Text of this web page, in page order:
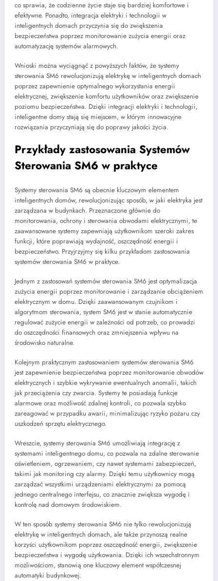
co sprawia, że codzienne życie staje się bardziej komfortowe i
efektywne. Ponadto, integracja elektryki i technologii w
inteligentnych domach przyczynia się do zwiększenia
bezpieczeństwa poprzez monitorowanie zużycia energii oraz
automatyzację systemów alarmowych.
Wnioski można wyciągnąć z powyższych faktów, że systemy
sterowania SM6 rewolucjonizują elektrykę w inteligentnych domach
poprzez zapewnienie optymalnego wykorzystania energii
elektrycznej, zwiększenie komfortu użytkowników oraz zwiększenie
poziomu bezpieczeństwa. Dzięki integracji elektryki i technologii,
inteligentne domy stają się miejscem, w którym innowacyjne
rozwiązania przyczyniają się do poprawy jakości życia.
Przykłady zastosowania Systemów
Sterowania SM6 w praktyce
Systemy sterowania SM6 są obecnie kluczowym elementem
inteligentnych domów, rewolucjonizując sposób, w jaki elektryka jest
zarządzana w budynkach. Przeznaczone głównie do
monitorowania, ochrony i sterowania obwodami elektrycznymi, te
zaawansowane systemy zapewniają użytkownikom szeroki zakres
funkcji, które poprawiają wydajność, oszczędność energii i
bezpieczeństwo. Przyjrzyjmy się kilku przykładom zastosowania
systemów sterowania SM6 w praktyce.
Jednym z zastosowań systemów sterowania SM6 jest optymalizacja
zużycia energii poprzez monitorowanie i zarządzanie obciążeniem
elektrycznym w domu. Dzięki zaawansowanym czujnikom i
algorytmom sterowania, system SM6 jest w stanie automatycznie
regulować zużycie energii w zależności od potrzeb, co prowadzi
do oszczędności finansowych oraz zmniejszenia wpływu na
środowisko naturalne.
Kolejnym praktycznym zastosowaniem systemów sterowania SM6
jest zapewnienie bezpieczeństwa poprzez monitorowanie obwodów
elektrycznych i szybkie wykrywanie ewentualnych anomalii, takich
jak przeciążenia czy zwarcia. Systemy te posiadają funkcje
alarmowe oraz możliwość zdalnej kontroli, co pozwala szybko
zareagować w przypadku awarii, minimalizując ryzyko pożaru czy
uszkodzeń sprzętu elektrycznego.
Wreszcie, systemy sterowania SM6 umożliwiają integrację z
systemami inteligentnego domu, co pozwala na zdalne sterowanie
oświetleniem, ogrzewaniem, czy nawet systemami zabezpieczeń,
takimi jak monitoring czy alarmy. Dzięki temu użytkownicy mogą
zarządzać wszystkimi urządzeniami elektrycznymi za pomocą
jednego centralnego interfejsu, co znacznie zwiększa wygodę i
kontrolę nad domowym środowiskiem.
W ten sposób systemy sterowania SM6 nie tylko rewolucjonizują
elektrykę w inteligentnych domach, ale także przynoszą realne
korzyści użytkownikom poprzez oszczędność energii, zwiększenie
bezpieczeństwa i wygodę użytkowania. Dzięki ich wszechstronnym
możliwościom, stanowią one kluczowy element współczesnej
automatyki budynkowej.